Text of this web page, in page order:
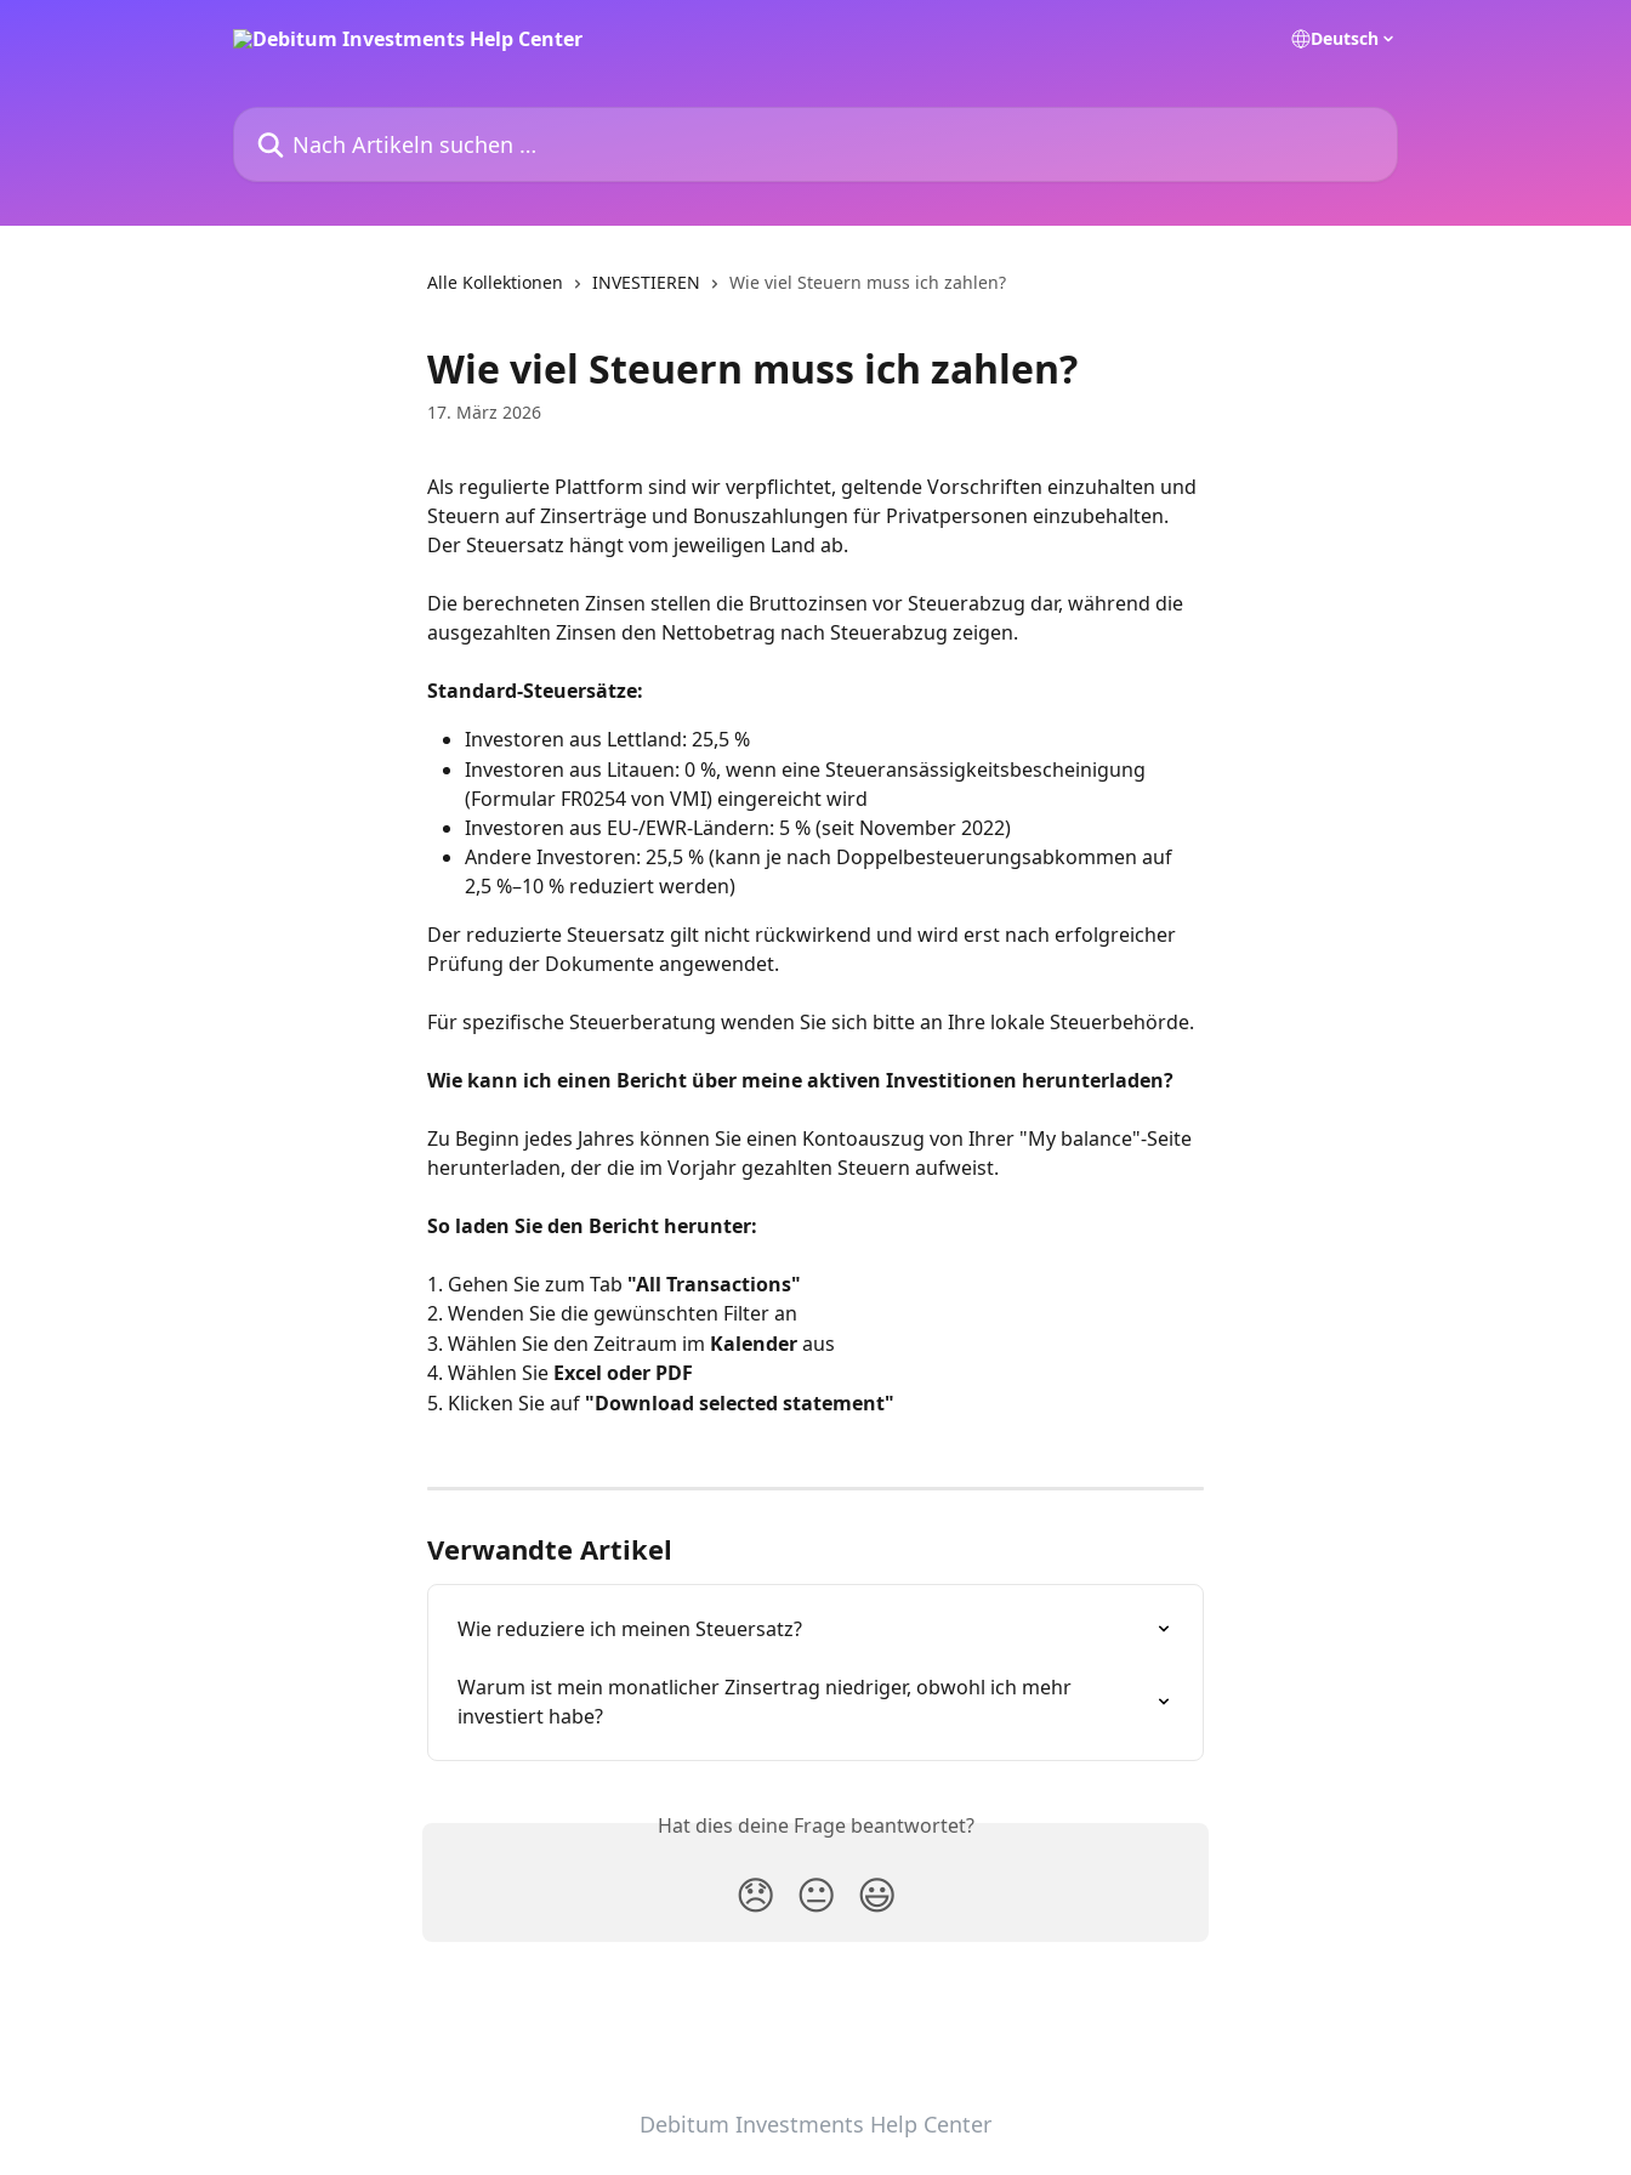
Deutsch
Nach Artikeln suchen …
Alle Kollektionen INVESTIEREN Wie viel Steuern muss ich zahlen?
Wie viel Steuern muss ich zahlen?
17. März 2026
Als regulierte Plattform sind wir verpflichtet, geltende Vorschriften einzuhalten und
Steuern auf Zinserträge und Bonuszahlungen für Privatpersonen einzubehalten.
Der Steuersatz hängt vom jeweiligen Land ab.
Die berechneten Zinsen stellen die Bruttozinsen vor Steuerabzug dar, während die
ausgezahlten Zinsen den Nettobetrag nach Steuerabzug zeigen.
Standard-Steuersätze:
Investoren aus Lettland: 25,5 %
Investoren aus Litauen: 0 %, wenn eine Steueransässigkeitsbescheinigung
(Formular FR0254 von VMI) eingereicht wird
Investoren aus EU-/EWR-Ländern: 5 % (seit November 2022)
Andere Investoren: 25,5 % (kann je nach Doppelbesteuerungsabkommen auf
2,5 %–10 % reduziert werden)
Der reduzierte Steuersatz gilt nicht rückwirkend und wird erst nach erfolgreicher
Prüfung der Dokumente angewendet.
Für spezifische Steuerberatung wenden Sie sich bitte an Ihre lokale Steuerbehörde.
Wie kann ich einen Bericht über meine aktiven Investitionen herunterladen?
Zu Beginn jedes Jahres können Sie einen Kontoauszug von Ihrer "My balance"-Seite
herunterladen, der die im Vorjahr gezahlten Steuern aufweist.
So laden Sie den Bericht herunter:
1. Gehen Sie zum Tab "All Transactions"
2. Wenden Sie die gewünschten Filter an
3. Wählen Sie den Zeitraum im Kalender aus
4. Wählen Sie Excel oder PDF
5. Klicken Sie auf "Download selected statement"
Verwandte Artikel
Wie reduziere ich meinen Steuersatz?
Warum ist mein monatlicher Zinsertrag niedriger, obwohl ich mehr
investiert habe?
Hat dies deine Frage beantwortet?
😞 😐 😃
Debitum Investments Help Center